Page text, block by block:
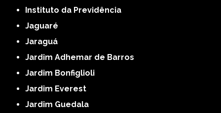
Instituto da Previdência
Jaguaré
Jaraguá
Jardim Adhemar de Barros
Jardim Bonfiglioli
Jardim Everest
Jardim Guedala